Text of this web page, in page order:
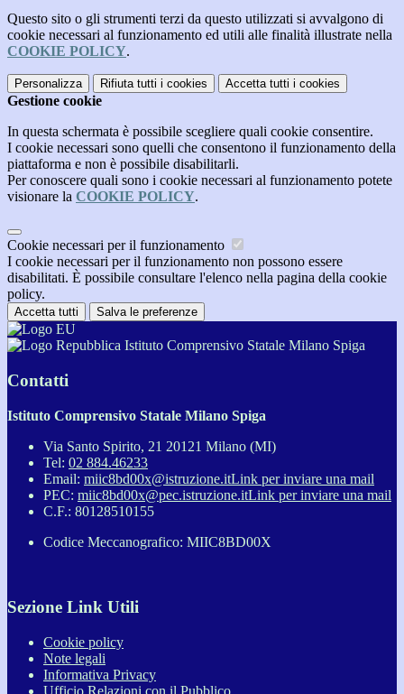
Questo sito o gli strumenti terzi da questo utilizzati si avvalgono di
cookie necessari al funzionamento ed utili alle finalità illustrate nella
COOKIE POLICY.
Personalizza Rifiuta tutti i cookies Accetta tutti i cookies
Gestione cookie
In questa schermata è possibile scegliere quali cookie consentire.
I cookie necessari sono quelli che consentono il funzionamento della
piattaforma e non è possibile disabilitarli.
Per conoscere quali sono i cookie necessari al funzionamento potete
visionare la COOKIE POLICY.
Cookie necessari per il funzionamento
I cookie necessari per il funzionamento non possono essere
disabilitati. È possibile consultare l'elenco nella pagina della cookie
policy.
Accetta tutti Salva le preferenze
Istituto Comprensivo Statale Milano Spiga
Contatti
Istituto Comprensivo Statale Milano Spiga
Via Santo Spirito, 21 20121 Milano (MI)
Tel: 02 884.46233
Email: miic8bd00x@istruzione.itLink per inviare una mail
PEC: miic8bd00x@pec.istruzione.itLink per inviare una mail
C.F.: 80128510155
Codice Meccanografico: MIIC8BD00X
Sezione Link Utili
Cookie policy
Note legali
Informativa Privacy
Ufficio Relazioni con il Pubblico